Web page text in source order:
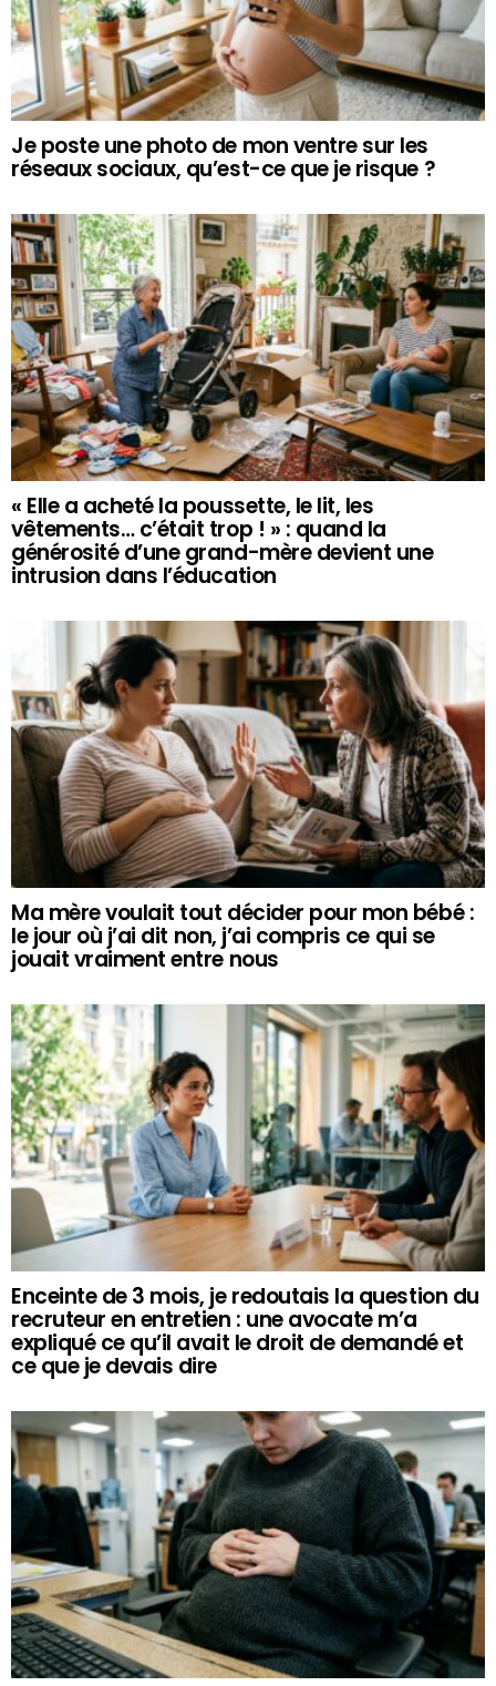
Je poste une photo de mon ventre sur les
réseaux sociaux, qu’est-ce que je risque ?
« Elle a acheté la poussette, le lit, les
vêtements… c’était trop ! » : quand la
générosité d’une grand-mère devient une
intrusion dans l’éducation
Ma mère voulait tout décider pour mon bébé :
le jour où j’ai dit non, j’ai compris ce qui se
jouait vraiment entre nous
Enceinte de 3 mois, je redoutais la question du
recruteur en entretien : une avocate m’a
expliqué ce qu’il avait le droit de demandé et
ce que je devais dire